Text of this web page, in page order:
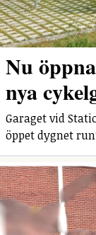
Nu
nya
Garaget vid
öppet dygnet